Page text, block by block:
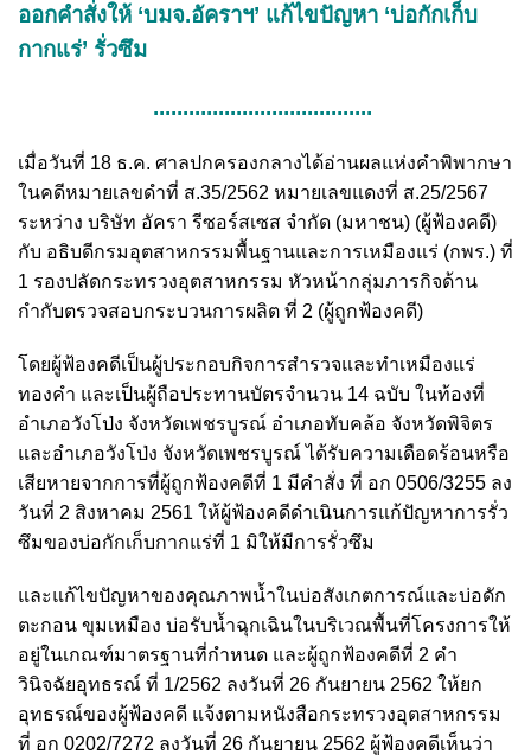
ออกคำสั่งให้ ‘บมจ.อัคราฯ’ แก้ไขปัญหา ‘บ่อกักเก็บ
กากแร่’ รั่วซึม
.....................................
เมื่อวันที่ 18 ธ.ค. ศาลปกครองกลางได้อ่านผลแห่งคำพิพากษา
ในคดีหมายเลขดำที่ ส.35/2562 หมายเลขแดงที่ ส.25/2567
ระหว่าง บริษัท อัครา รีซอร์สเซส จำกัด (มหาชน) (ผู้ฟ้องคดี)
กับ อธิบดีกรมอุตสาหกรรมพื้นฐานและการเหมืองแร่ (กพร.) ที่
1 รองปลัดกระทรวงอุตสาหกรรม หัวหน้ากลุ่มภารกิจด้าน
กำกับตรวจสอบกระบวนการผลิต ที่ 2 (ผู้ถูกฟ้องคดี)
โดยผู้ฟ้องคดีเป็นผู้ประกอบกิจการสำรวจและทำเหมืองแร่
ทองคำ และเป็นผู้ถือประทานบัตรจำนวน 14 ฉบับ ในท้องที่
อำเภอวังโป่ง จังหวัดเพชรบูรณ์ อำเภอทับคล้อ จังหวัดพิจิตร
และอำเภอวังโป่ง จังหวัดเพชรบูรณ์ ได้รับความเดือดร้อนหรือ
เสียหายจากการที่ผู้ถูกฟ้องคดีที่ 1 มีคำสั่ง ที่ อก 0506/3255 ลง
วันที่ 2 สิงหาคม 2561 ให้ผู้ฟ้องคดีดำเนินการแก้ปัญหาการรั่ว
ซึมของบ่อกักเก็บกากแร่ที่ 1 มิให้มีการรั่วซึม
และแก้ไขปัญหาของคุณภาพน้ำในบ่อสังเกตการณ์และบ่อดัก
ตะกอน ขุมเหมือง บ่อรับน้ำฉุกเฉินในบริเวณพื้นที่โครงการให้
อยู่ในเกณฑ์มาตรฐานที่กำหนด และผู้ถูกฟ้องคดีที่ 2 คำ
วินิจฉัยอุทธรณ์ ที่ 1/2562 ลงวันที่ 26 กันยายน 2562 ให้ยก
อุทธรณ์ของผู้ฟ้องคดี แจ้งตามหนังสือกระทรวงอุตสาหกรรม
ที่ อก 0202/7272 ลงวันที่ 26 กันยายน 2562 ผู้ฟ้องคดีเห็นว่า